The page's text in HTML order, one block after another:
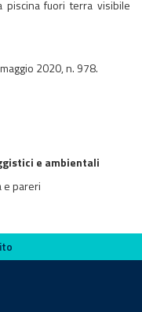
piscina fuori terra visibile
2020, n. 978.
e ambientali
e pareri